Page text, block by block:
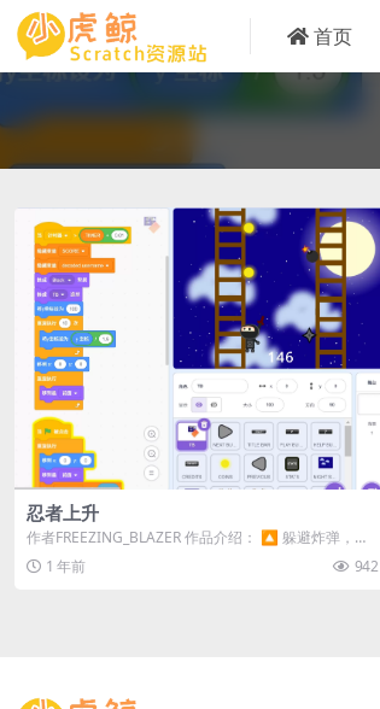
首页
忍者上升
作者FREEZING_BLAZER 作品介绍： 🔼 躲避炸弹，收
集金币，挑战极限...
1 年前 942